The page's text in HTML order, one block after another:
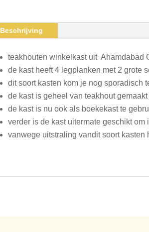
Beschrijving
teakhouten winkelkast uit Ahamdabad
de kast heeft 4 legplanken met 2 grote
dit soort kasten kom je nog sporadisch
de kast is geheel van teakhout gemaakt
de kast is nu ook als boekekast te
verder is de kast uitermate geschikt om
vanwege uitstraling vandit soort kasten